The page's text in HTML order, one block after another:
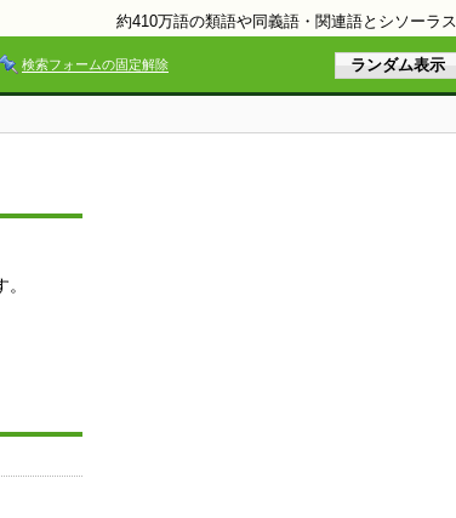
約410万語の類語や同義語・関連語とシソーラス
検索フォームの固定解除